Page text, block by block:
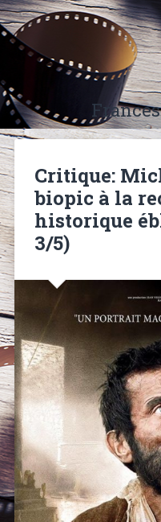
Critique:
biopic à la
historique
3/5)